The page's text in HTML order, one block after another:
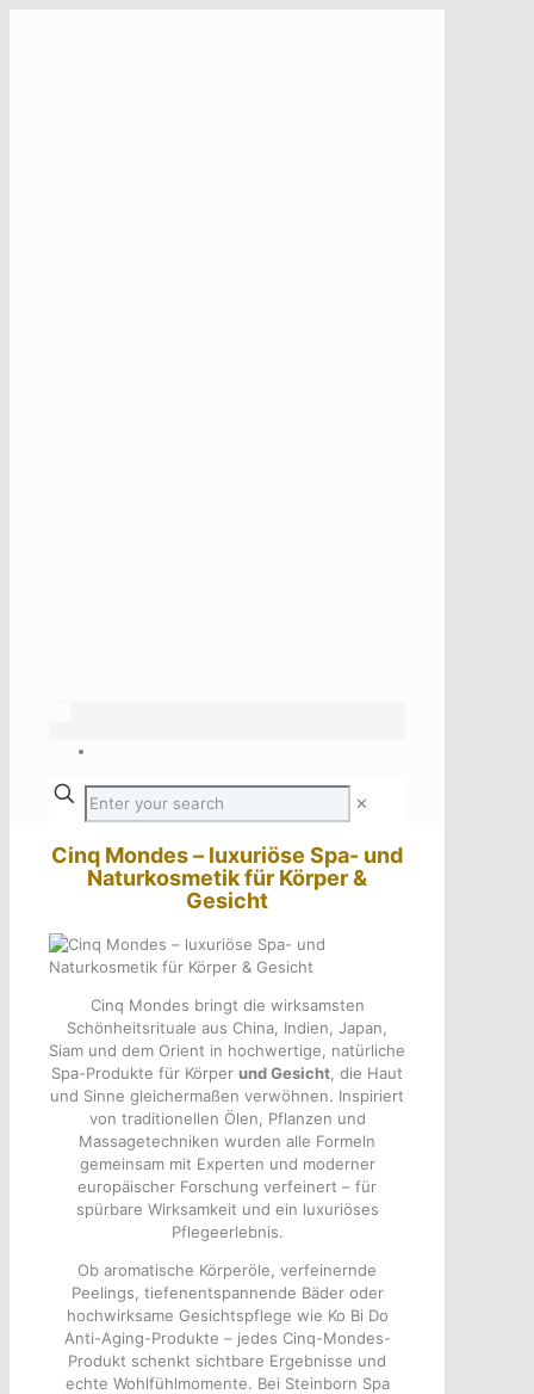
✕
Cinq Mondes – luxuriöse Spa- und
Naturkosmetik für Körper &
Gesicht
Cinq Mondes bringt die wirksamsten
Schönheitsrituale aus China, Indien, Japan,
Siam und dem Orient in hochwertige, natürliche
Spa-Produkte für Körper und Gesicht , die Haut
und Sinne gleichermaßen verwöhnen. Inspiriert
von traditionellen Ölen, Pflanzen und
Massagetechniken wurden alle Formeln
gemeinsam mit Experten und moderner
europäischer Forschung verfeinert – für
spürbare Wirksamkeit und ein luxuriöses
Pflegeerlebnis.
Ob aromatische Körperöle, verfeinernde
Peelings, tiefenentspannende Bäder oder
hochwirksame Gesichtspflege wie Ko Bi Do
Anti-Aging-Produkte – jedes Cinq-Mondes-
Produkt schenkt sichtbare Ergebnisse und
echte Wohlfühlmomente. Bei Steinborn Spa